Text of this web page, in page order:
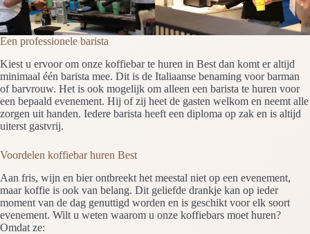
Een professionele barista
Kiest u ervoor om onze koffiebar te huren in Best dan komt er altijd
minimaal één barista mee. Dit is de Italiaanse benaming voor barman
of barvrouw. Het is ook mogelijk om alleen een barista te huren voor
een bepaald evenement. Hij of zij heet de gasten welkom en neemt alle
zorgen uit handen. Iedere barista heeft een diploma op zak en is altijd
uiterst gastvrij.
Voordelen koffiebar huren Best
Aan fris, wijn en bier ontbreekt het meestal niet op een evenement,
maar koffie is ook van belang. Dit geliefde drankje kan op ieder
moment van de dag genuttigd worden en is geschikt voor elk soort
evenement. Wilt u weten waarom u onze koffiebars moet huren?
Omdat ze: